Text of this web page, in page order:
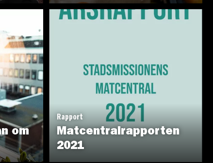
om
Rapport
Matcentralrapporten
2021